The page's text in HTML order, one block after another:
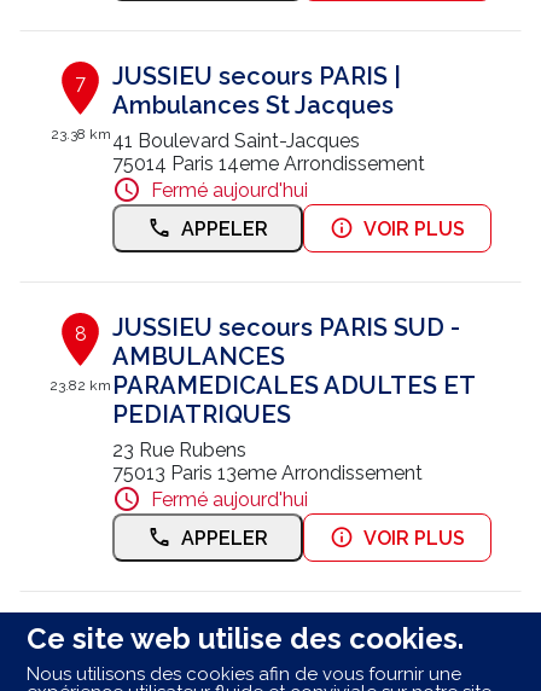
Ce site web utilise des cookies.
Nous utilisons des cookies afin de vous fournir une
7
23.38 km
JUSSIEU secours PARIS |
Ambulances St Jacques
41 Boulevard Saint-Jacques
75014 Paris 14eme Arrondissement
Fermé aujourd'hui
APPELER
VOIR PLUS
8
23.82 km
JUSSIEU secours PARIS SUD -
AMBULANCES
PARAMEDICALES ADULTES ET
PEDIATRIQUES
23 Rue Rubens
75013 Paris 13eme Arrondissement
Fermé aujourd'hui
APPELER
VOIR PLUS
9
JUSSIEU SECOURS COMPIEGNE
Ambulances Caro